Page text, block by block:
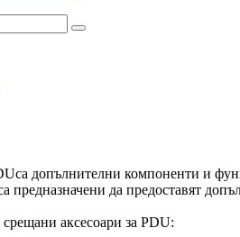
са допълнителни компоненти и
предназначени да предоставят
аксесоари за PDU: